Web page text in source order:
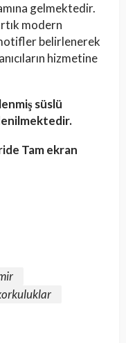
gelmektedir.
modern
belirlenerek
hizmetine
süslü
Tam ekran